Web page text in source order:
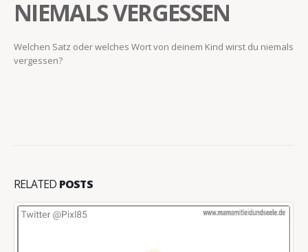
NIEMALS VERGESSEN
Welchen Satz oder welches Wort von deinem Kind wirst du niemals
vergessen?
RELATED POSTS